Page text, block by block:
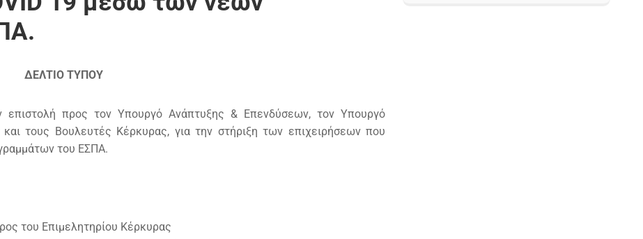
ΔΕΛΤΙΟ ΤΥΠΟΥ
επιστολή προς τον Υπουργό Ανάπτυξης & Επενδύσεων, τον Υπουργό
τους Βουλευτές Κέρκυρας, για την στήριξη των επιχειρήσεων που
του ΕΣΠΑ.
του Επιμελητηρίου Κέρκυρας